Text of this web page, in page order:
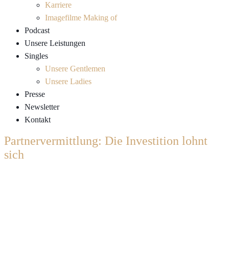
Karriere
Imagefilme Making of
Podcast
Unsere Leistungen
Singles
Unsere Gentlemen
Unsere Ladies
Presse
Newsletter
Kontakt
Partnervermittlung: Die Investition lohnt
sich